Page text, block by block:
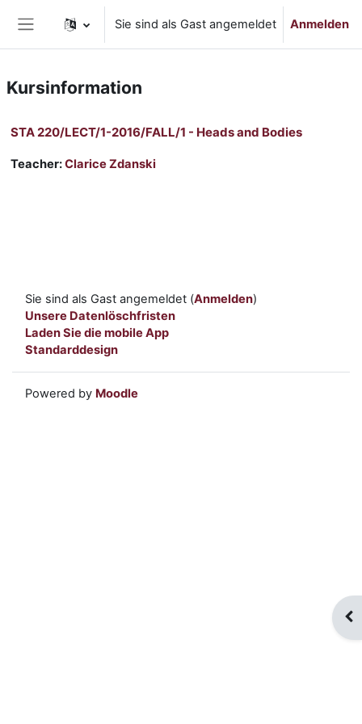
Website-Übersicht
Sie sind als Gast angemeldet Anmelden
Kursinformation
STA 220/LECT/1-2016/FALL/1 - Heads and Bodies
Teacher:Clarice Zdanski
Sie sind als Gast angemeldet (Anmelden)
Unsere Datenlöschfristen
Laden Sie die mobile App
Standarddesign
Powered by Moodle